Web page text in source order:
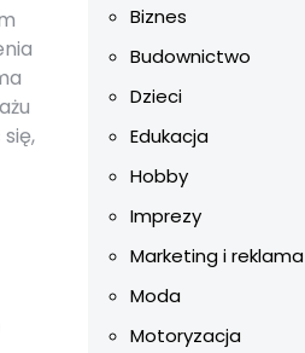
Biznes
Budownictwo
Dzieci
Edukacja
Hobby
Imprezy
Marketing i reklama
Moda
Motoryzacja